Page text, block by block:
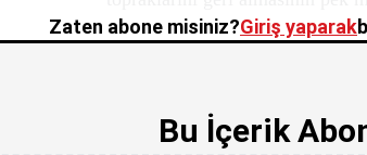
Zaten abone misiniz?Giriş yaparak
Bu İçerik